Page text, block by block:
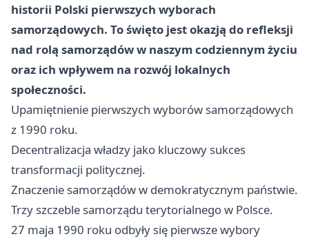
historii Polski pierwszych wyborach
samorządowych. To święto jest okazją do refleksji
nad rolą samorządów w naszym codziennym życiu
oraz ich wpływem na rozwój lokalnych
społeczności.
Upamiętnienie pierwszych wyborów samorządowych
z 1990 roku.
Decentralizacja władzy jako kluczowy sukces
transformacji politycznej.
Znaczenie samorządów w demokratycznym państwie.
Trzy szczeble samorządu terytorialnego w Polsce.
27 maja 1990 roku odbyły się pierwsze wybory